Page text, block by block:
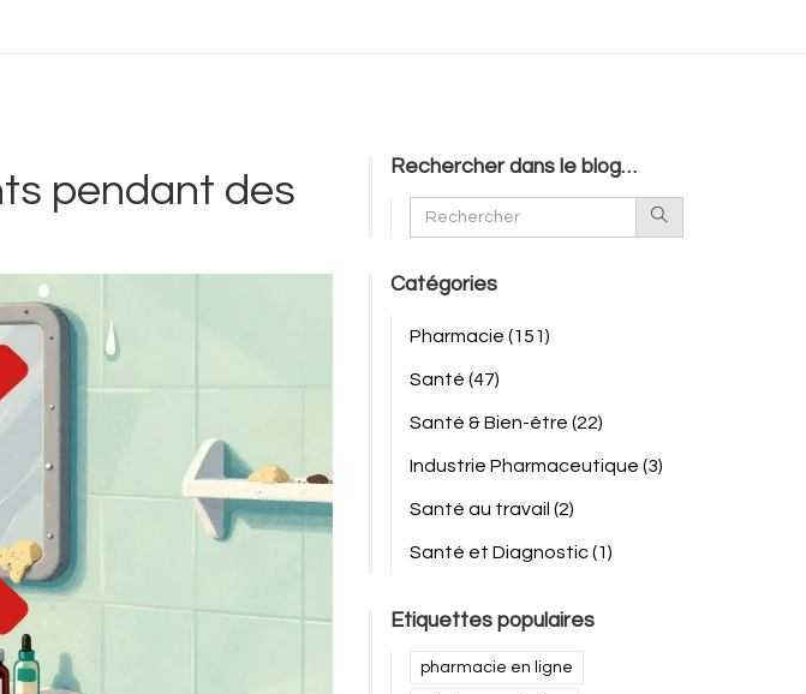
pendant des
Rechercher dans le blog…
Catégories
Pharmacie (151)
Santé (47)
Santé & Bien-être (22)
Industrie Pharmaceutique (3)
Santé au travail (2)
Santé et Diagnostic(1)
Etiquettes populaires
pharmacie en ligne